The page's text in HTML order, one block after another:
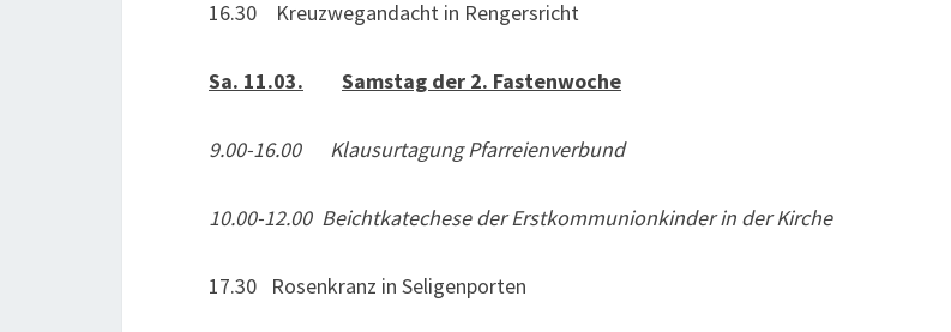
16.30 Kreuzwegandacht in Rengersricht
Sa. 11.03. Samstag der 2. Fastenwoche
9.00-16.00 Klausurtagung Pfarreienverbund
10.00-12.00 Beichtkatechese der Erstkommunionkinder in der Kirche
17.30 Rosenkranz in Seligenporten